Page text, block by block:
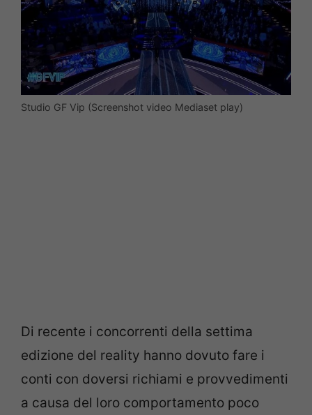
Studio GF Vip (Screenshot video Mediaset play)
Di recente i concorrenti della settima
edizione del reality hanno dovuto fare i
conti con doversi richiami e provvedimenti
a causa del loro comportamento poco